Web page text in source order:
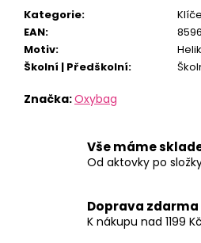
Kategorie:
EAN:
Motiv:
Školní | Předškolní:
Značka:Oxybag
Vše máme
Od aktovky po
Doprava zdarma
K nákupu nad 1199 Kč
STUDENTSKÝ
BATOH
OXY
SPORT
FLOWERS
ETUE
ZDARMA